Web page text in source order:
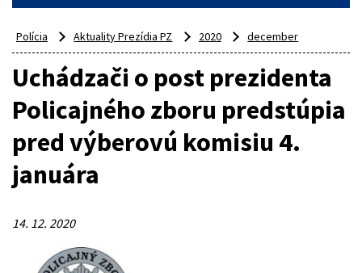
Polícia Aktuality Prezídia PZ 2020 december
Uchádzači o post prezidenta
Policajného zboru predstúpia
pred výberovú komisiu 4.
januára
14. 12. 2020